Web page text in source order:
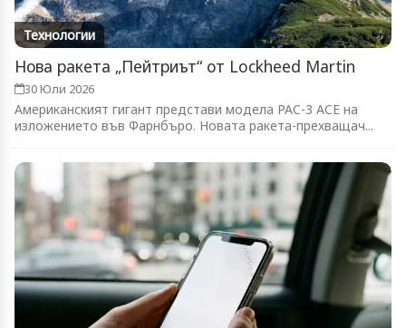
Технологии
Нова ракета „Пейтриът“ от Lockheed Martin
30 Юли 2026
Американският гигант представи модела PAC-3 ACE на
изложението във Фарнбъро. Новата ракета-прехващач...